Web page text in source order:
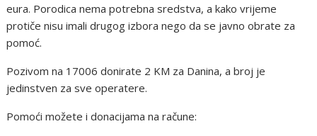
eura. Porodica nema potrebna sredstva, a kako vrijeme
protiče nisu imali drugog izbora nego da se javno obrate za
pomoć.
Pozivom na 17006 donirate 2 KM za Danina, a broj je
jedinstven za sve operatere.
Pomoći možete i donacijama na račune: